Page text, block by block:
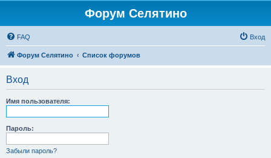
Форум Селятино
FAQ Вход
Форум Селятино Список форумов
Вход
Имя пользователя:
Пароль:
Забыли пароль?